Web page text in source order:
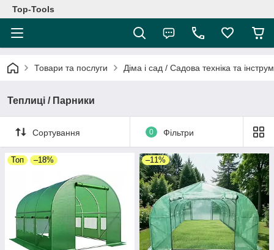
Top-Tools
Товари та послуги Діма і сад / Садова техніка та
Теплиці / Парники
Сортування 0 Фільтри
Топ –18% –11%